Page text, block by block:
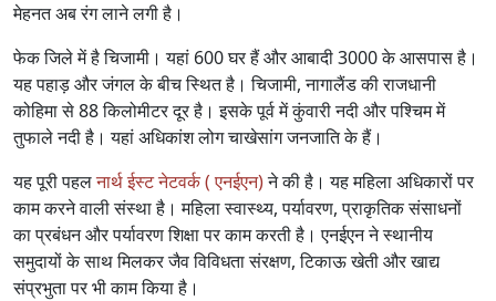
मेहनत अब रंग लाने लगी है।
फेक जिले में है चिजामी। यहां 600 घर हैं और आबादी 3000 के आसपास है।
यह पहाड़ और जंगल के बीच स्थित है। चिजामी, नागालैंड की राजधानी
कोहिमा से 88 किलोमीटर दूर है। इसके पूर्व में कुंवारी नदी और पश्चिम में
तुफाले नदी है। यहां अधिकांश लोग चाखेसांग जनजाति के हैं।
यह पूरी पहलनार्थ ईस्ट नेटवर्क ( एनईएन)ने की है। यह महिला अधिकारों पर
काम करने वाली संस्था है। महिला स्वास्थ्य, पर्यावरण, प्राकृतिक संसाधनों
का प्रबंधन और पर्यावरण शिक्षा पर काम करती है। एनईएन ने स्थानीय
समुदायों के साथ मिलकर जैव विविधता संरक्षण, टिकाऊ खेती और खाद्य
संप्रभुता पर भी काम किया है।